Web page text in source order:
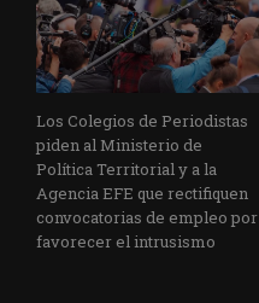
Los Colegios de Periodistas
piden al Ministerio de
Política Territorial y a la
Agencia EFE que rectifiquen
convocatorias de empleo por
favorecer el intrusismo